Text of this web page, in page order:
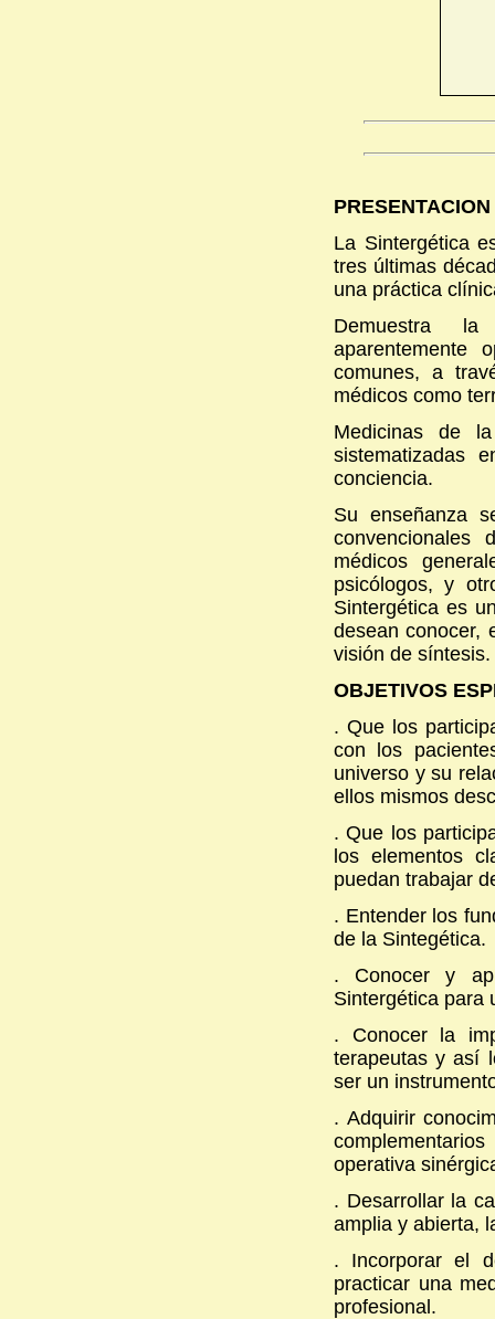
La Sintergética
tres últimas
una práctica
Demuestra la
aparentemente
comunes, a
médicos como
Medicinas de
sistematizadas
conciencia.
Su enseñanza
convencionales
médicos
psicólogos, y
Sintergética es
desean conocer,
visión de síntesis.
OBJETIVOS
. Que los
con los
universo y su
ellos mismos
. Que los
los elementos
puedan trabajar
. Entender los
de la Sintegética.
. Conocer y
Sintergética para
. Conocer la
terapeutas y así
ser un
. Adquirir
operativa
. Desarrollar la
amplia y abierta,
. Incorporar el
practicar una
profesional.